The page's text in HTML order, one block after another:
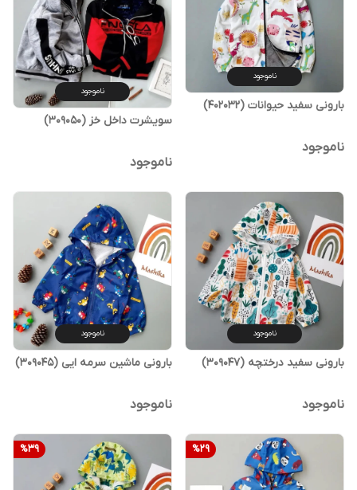
ناموجود
بارونی سفید حیوانات (402032)
ناموجود
ناموجود
سویشرت داخل خز (309050)
ناموجود
ناموجود
بارونی سفید درختچه (309047)
ناموجود
ناموجود
بارونی ماشین سرمه ایی (309045)
ناموجود
%29
%39